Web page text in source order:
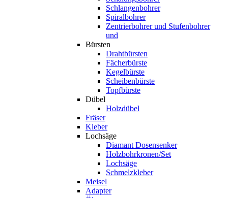
Schlangenbohrer
Spiralbohrer
Zentrierbohrer und Stufenbohrer
und
Bürsten
Drahtbürsten
Fächerbürste
Kegelbürste
Scheibenbürste
Topfbürste
Dübel
Holzdübel
Fräser
Kleber
Lochsäge
Diamant Dosensenker
Holzbohrkronen/Set
Lochsäge
Schmelzkleber
Meisel
Adapter